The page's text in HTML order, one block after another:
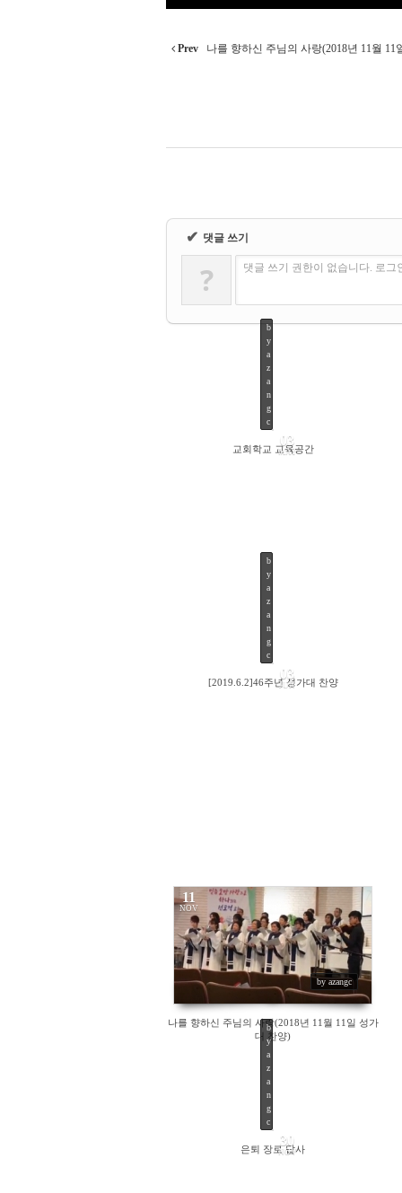
Prev 나를 향하신 주님의 사랑(2018년 11월 11
✔ 댓글 쓰기
? 댓글 쓰기 권한이 없습니다. 로그
03
MAY
b
y
a
z
a
n
g
c
교회학교 교육공간
03
JUN
b
y
a
z
a
n
g
c
[2019.6.2]46주년 성가대 찬양
11
NOV
by azangc
15687
나를 향하신 주님의 사랑(2018년 11월 11일 성가
대 찬양)
30
NOV
b
y
a
z
a
n
g
c
은퇴 장로 답사